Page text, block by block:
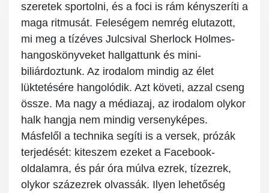
szeretek sportolni, és a foci is rám kényszeríti a
maga ritmusát. Feleségem nemrég elutazott,
mi meg a tízéves Julcsival Sherlock Holmes-
hangoskönyveket hallgattunk és mini-
biliárdoztunk. Az irodalom mindig az élet
lüktetésére hangolódik. Azt követi, azzal cseng
össze. Ma nagy a médiazaj, az irodalom olykor
halk hangja nem mindig versenyképes.
Másfelől a technika segíti is a versek, prózák
terjedését: kiteszem ezeket a Facebook-
oldalamra, és pár óra múlva ezrek, tízezrek,
olykor százezrek olvassák. Ilyen lehetőség